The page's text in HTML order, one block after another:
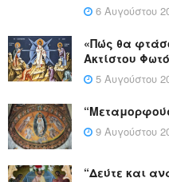
6 Αυγούστου
«Πώς θα
Ακτίστου
5 Αυγούστου
9 Αυγούστου
“Δεύτε και